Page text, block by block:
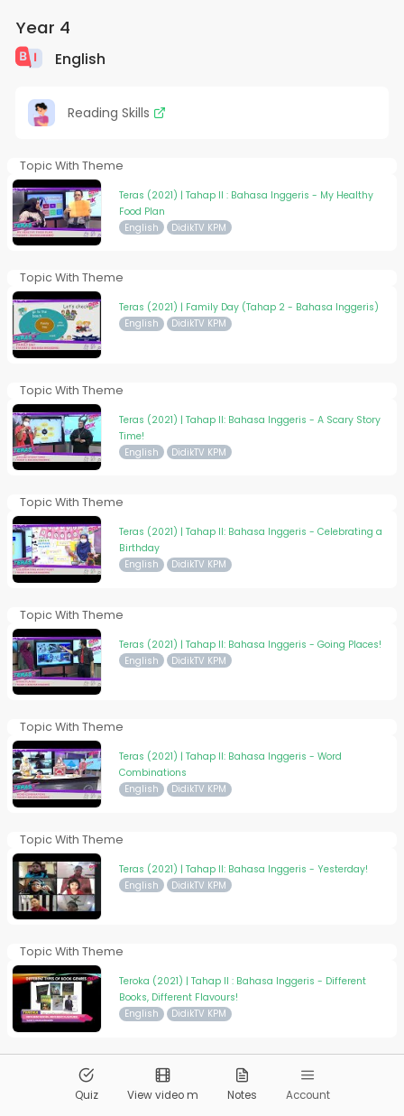
Year 4
English
Reading Skills
Topic With Theme
Teras (2021) | Tahap II : Bahasa Inggeris - My Healthy
Food Plan
English DidikTV KPM
Topic With Theme
Teras (2021) | Family Day (Tahap 2 - Bahasa Inggeris)
English DidikTV KPM
Topic With Theme
Teras (2021) | Tahap II: Bahasa Inggeris - A Scary Story
Time!
English DidikTV KPM
Topic With Theme
Teras (2021) | Tahap II: Bahasa Inggeris - Celebrating a
Birthday
English DidikTV KPM
Topic With Theme
Teras (2021) | Tahap II: Bahasa Inggeris - Going Places!
English DidikTV KPM
Topic With Theme
Teras (2021) | Tahap II: Bahasa Inggeris - Word
Combinations
English DidikTV KPM
Topic With Theme
Teras (2021) | Tahap II: Bahasa Inggeris - Yesterday!
English DidikTV KPM
Topic With Theme
Teroka (2021) | Tahap II : Bahasa Inggeris - Different
Books, Different Flavours!
English DidikTV KPM
Topic With Theme
Teroka (2021) | Tahap II : Bahasa Inggeris - Different
Quiz View video m Notes Account